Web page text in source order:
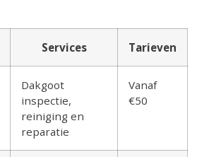
Services Tarieven
Dakgoot
inspectie,
reiniging en
reparatie
Vanaf
€50